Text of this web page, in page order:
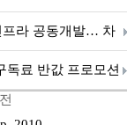
프라 공동개발… 차
독료 반값 프로모션